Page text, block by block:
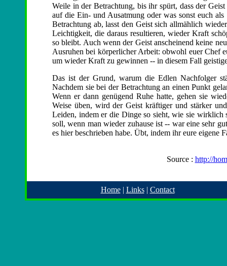
Weile in der Betrachtung, bis ihr spürt, dass der
auf die Ein- und Ausatmung oder was sonst euch
Betrachtung ab, lasst den Geist sich allmählich
Leichtigkeit, die daraus resultieren, wieder Kraft
so bleibt. Auch wenn der Geist anscheinend keine
Ausruhen bei körperlicher Arbeit: obwohl euer Chef
um wieder Kraft zu gewinnen -- in diesem Fall
Das ist der Grund, warum die Edlen Nachfolger
Nachdem sie bei der Betrachtung an einen Punkt
Wenn er dann genügend Ruhe hatte, gehen sie
Weise üben, wird der Geist kräftiger und stärker
Leiden, indem er die Dinge so sieht, wie sie
soll, wenn man wieder zuhause ist -- war eine sehr
es hier beschrieben habe. Übt, indem ihr eure
Source : http://
Home| Links| Contact